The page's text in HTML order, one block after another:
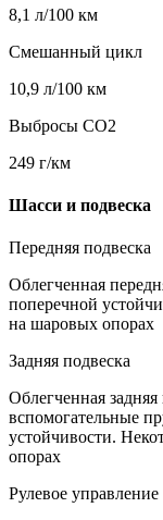
8,1 л/100 км
Смешанный цикл
10,9 л/100 км
Выбросы CO2
249 г/км
Шасси и подвеска
Передняя подвеска
Облегченная
поперечной
на шаровых опорах
Задняя подвеска
Облегченная
вспомогательные
устойчивости.
опорах
Рулевое управление